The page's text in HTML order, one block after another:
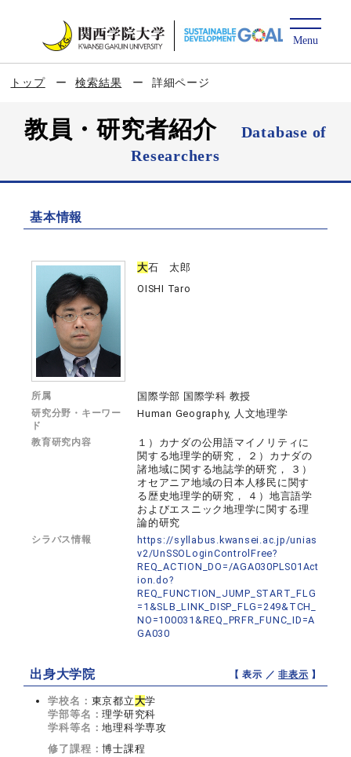
トップ 検索結果 詳細ページ
教員・研究者紹介
Database of
Researchers
基本情報
大石 太郎
OISHI Taro
所属 国際学部 国際学科 教授
研究分野・キーワー
ド
Human Geography, 人文地理学
教育研究内容
１）カナダの公用語マイノリティに
関する地理学的研究， ２）カナダの
諸地域に関する地誌学的研究， ３）
オセアニア地域の日本人移民に関す
る歴史地理学的研究， ４）地言語学
およびエスニック地理学に関する理
論的研究
シラバス情報
https://syllabus.kwansei.ac.jp/unias
v2/UnSSOLoginControlFree?
REQ_ACTION_DO=/AGA030PLS01Act
ion.do?
REQ_FUNCTION_JUMP_START_FLG
=1&SLB_LINK_DISP_FLG=249&TCH_
NO=100031&REQ_PRFR_FUNC_ID=A
GA030
出身大学院 【 表示 ／非表示 】
学校名： 東京都立大学
学部等名：理学研究科
学科等名：地理科学専攻
修了課程：博士課程